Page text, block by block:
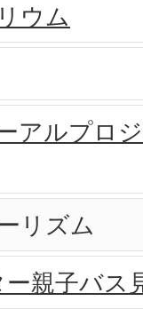
ウム
アルプロ
リズム
親子バス